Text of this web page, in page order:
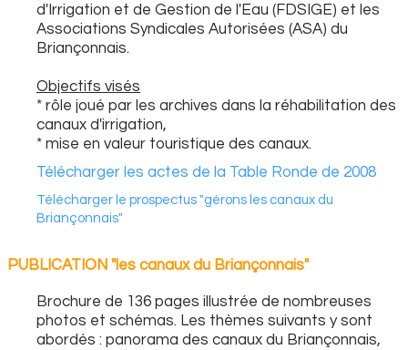
d'Irrigation et de Gestion de l'Eau (FDSIGE) et les
Associations Syndicales Autorisées (ASA) du
Briançonnais.
Objectifs visés
* rôle joué par les archives dans la réhabilitation des
canaux d'irrigation,
* mise en valeur touristique des canaux.
Télécharger les actes de la Table Ronde de 2008
Télécharger le prospectus "gérons les canaux du
Briançonnais"
PUBLICATION "les canaux du Briançonnais"
Brochure de 136 pages illustrée de nombreuses
photos et schémas. Les thèmes suivants y sont
abordés : panorama des canaux du Briançonnais,